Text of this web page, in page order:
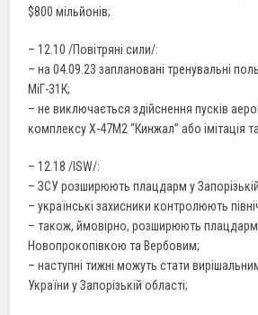
$800 мільйонів;
– 12.10 /Повітряні сили/:
– на 04.09.23 заплановані тренувальні
МіГ-31К;
– не виключається здійснення пусків
комплексу Х-47М2 “Кинжал” або імітація
– 12.18 /ISW/:
– ЗСУ розширюють плацдарм у
– українські захисники контролюють
– також, ймовірно, розширюють
Новопрокопівкою та Вербовим;
– наступні тижні можуть стати
України у Запорізькій області;